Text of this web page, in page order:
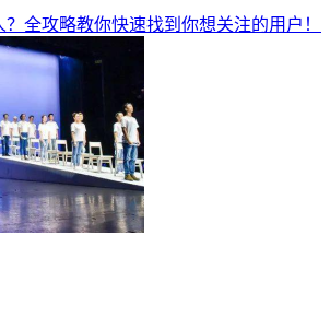
全攻略教你快速找到你想关注的用户！